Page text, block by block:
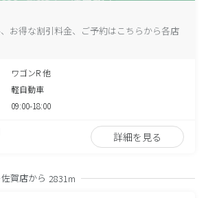
お得な割引料金、ご予約はこちらから各店
ワゴンR 他
軽自動車
09:00-18:00
詳細を見る
賀店から 2831m